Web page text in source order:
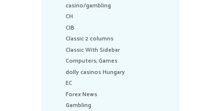
casino/gambling
CH
CIB
Classic 2 columns
Classic With Sidebar
Computers, Games
dolly casinos Hungary
EC
Forex News
Gambling